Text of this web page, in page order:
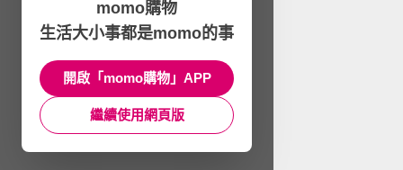
momo購物
生活大小事都是momo的事
開啟「momo購物」APP
繼續使用網頁版